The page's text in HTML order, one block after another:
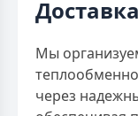
Доставка
Мы
через